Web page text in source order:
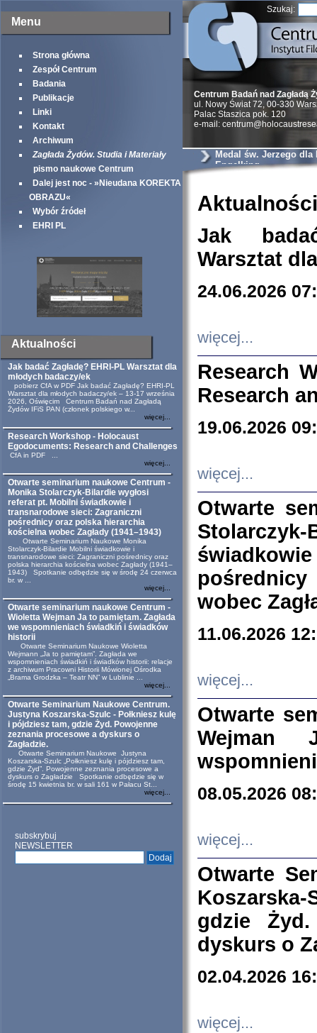
Menu
Strona główna
Zespół Centrum
Badania
Publikacje
Linki
Kontakt
Archiwum
Zagłada Żydów. Studia i Materiały
pismo naukowe Centrum
Dalej jest noc - »Nieudana KOREKTA
OBRAZU«
Wybór źródeł
EHRI PL
Aktualności
Jak badać Zagładę? EHRI-PL Warsztat dla
młodych badaczy/ek
pobierz CfA w PDF Jak badać Zagładę? EHRI-PL
Warsztat dla młodych badaczy/ek – 13-17 września
2026, Oświęcim Centrum Badań nad Zagładą
Żydów IFiS PAN (członek polskiego w...
więcej...
Research Workshop - Holocaust
Egodocuments: Research and Challenges
CfA in PDF ...
więcej...
Otwarte seminarium naukowe Centrum -
Monika Stolarczyk-Bilardie wygłosi
referat pt. Mobilni świadkowie i
transnarodowe sieci: Zagraniczni
pośrednicy oraz polska hierarchia
kościelna wobec Zagłady (1941–1943)
Otwarte Seminarium Naukowe Monika
Stolarczyk-Bilardie Mobilni świadkowie i
transnarodowe sieci: Zagraniczni pośrednicy oraz
polska hierarchia kościelna wobec Zagłady (1941–
1943) Spotkanie odbędzie się w środę 24 czerwca
br. w ...
więcej...
Otwarte seminarium naukowe Centrum -
Wioletta Wejman Ja to pamiętam. Zagłada
we wspomnieniach świadkiń i świadków
historii
Otwarte Seminarium Naukowe Wioletta
Wejmann „Ja to pamiętam”. Zagłada we
wspomnieniach świadkiń i świadków historii: relacje
z archiwum Pracowni Historii Mówionej Ośrodka
„Brama Grodzka – Teatr NN” w Lublinie ...
więcej...
Otwarte Seminarium Naukowe Centrum.
Justyna Koszarska-Szulc - Połkniesz kulę
i pójdziesz tam, gdzie Żyd. Powojenne
zeznania procesowe a dyskurs o
Zagładzie.
Otwarte Seminarium Naukowe Justyna
Koszarska-Szulc „Połkniesz kulę i pójdziesz tam,
gdzie Żyd”. Powojenne zeznania procesowe a
dyskurs o Zagładzie Spotkanie odbędzie się w
środę 15 kwietnia br. w sali 161 w Pałacu St...
więcej...
subskrybuj
NEWSLETTER
Szukaj:
Centrum Badań nad Zagładą
ul. Nowy Świat 72, 00-330
Palac Staszica pok. 120
e-mail:
Medal św. Jerzego dla
Engelking
Aktualności
Jak
Warsztat
24.06.2026
więcej...
Research
Research
19.06.2026
więcej...
Otwarte
wobec
11.06.2026
więcej...
Otwarte
Wejman
08.05.2026
więcej...
Otwarte
Koszarska-
gdzie
dyskurs o
02.04.2026
więcej...